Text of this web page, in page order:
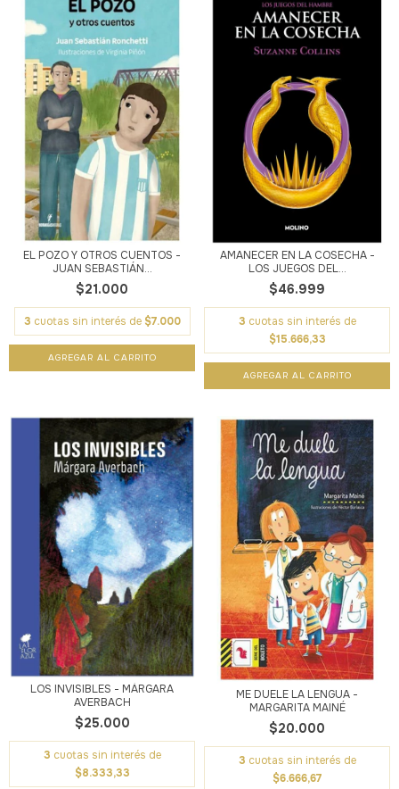
EL POZO Y OTROS CUENTOS -
JUAN SEBASTIÁN...
$21.000
3 cuotas sin interés de $7.000
AMANECER EN LA COSECHA -
LOS JUEGOS DEL...
$46.999
3 cuotas sin interés de
$15.666,33
LOS INVISIBLES - MÁRGARA
AVERBACH
$25.000
3 cuotas sin interés de
$8.333,33
ME DUELE LA LENGUA -
MARGARITA MAINÉ
$20.000
3 cuotas sin interés de
$6.666,67